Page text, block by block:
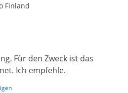
Finland
Für den Zweck ist das
Ich empfehle.